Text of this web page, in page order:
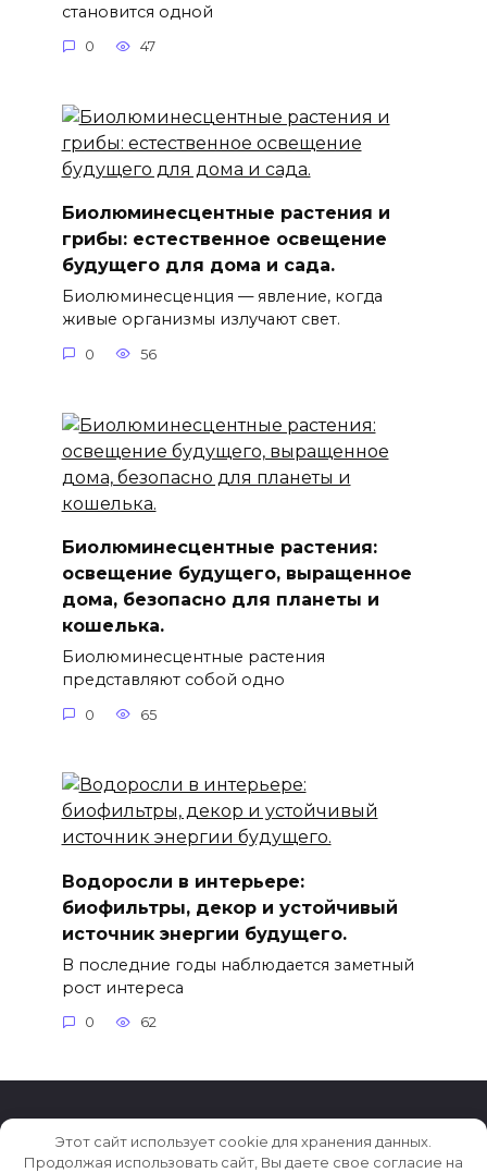
становится одной
0 47
Биолюминесцентные растения и
грибы: естественное освещение
будущего для дома и сада.
Биолюминесценция — явление, когда
живые организмы излучают свет.
0 56
Биолюминесцентные растения:
освещение будущего, выращенное
дома, безопасно для планеты и
кошелька.
Биолюминесцентные растения
представляют собой одно
0 65
Водоросли в интерьере:
биофильтры, декор и устойчивый
источник энергии будущего.
В последние годы наблюдается заметный
рост интереса
0 62
© 2026 Тренды в дизайне
Этот сайт использует cookie для хранения данных.
Продолжая использовать сайт, Вы даете свое согласие на